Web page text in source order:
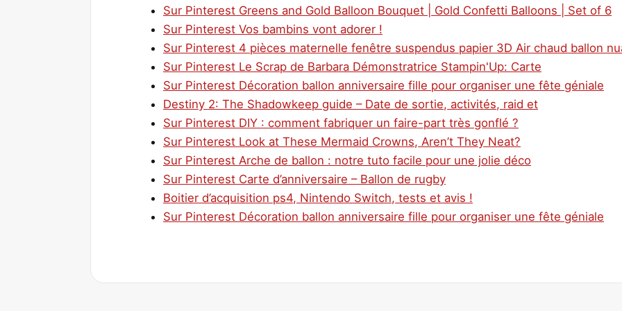
Sur Pinterest Greens and Gold Balloon Bouquet | Gold Confetti Balloons | Set of 6
Sur Pinterest Vos bambins vont adorer !
Sur Pinterest 4 pièces maternelle fenêtre suspendus papier 3D Air chaud ballon
Sur Pinterest Le Scrap de Barbara Démonstratrice Stampin'Up: Carte
Sur Pinterest Décoration ballon anniversaire fille pour organiser une fête géniale
Destiny 2: The Shadowkeep guide – Date de sortie, activités, raid et
Sur Pinterest DIY : comment fabriquer un faire-part très gonflé ?
Sur Pinterest Look at These Mermaid Crowns, Aren’t They Neat?
Sur Pinterest Arche de ballon : notre tuto facile pour une jolie déco
Sur Pinterest Carte d’anniversaire – Ballon de rugby
Boitier d’acquisition ps4, Nintendo Switch, tests et avis !
Sur Pinterest Décoration ballon anniversaire fille pour organiser une fête géniale